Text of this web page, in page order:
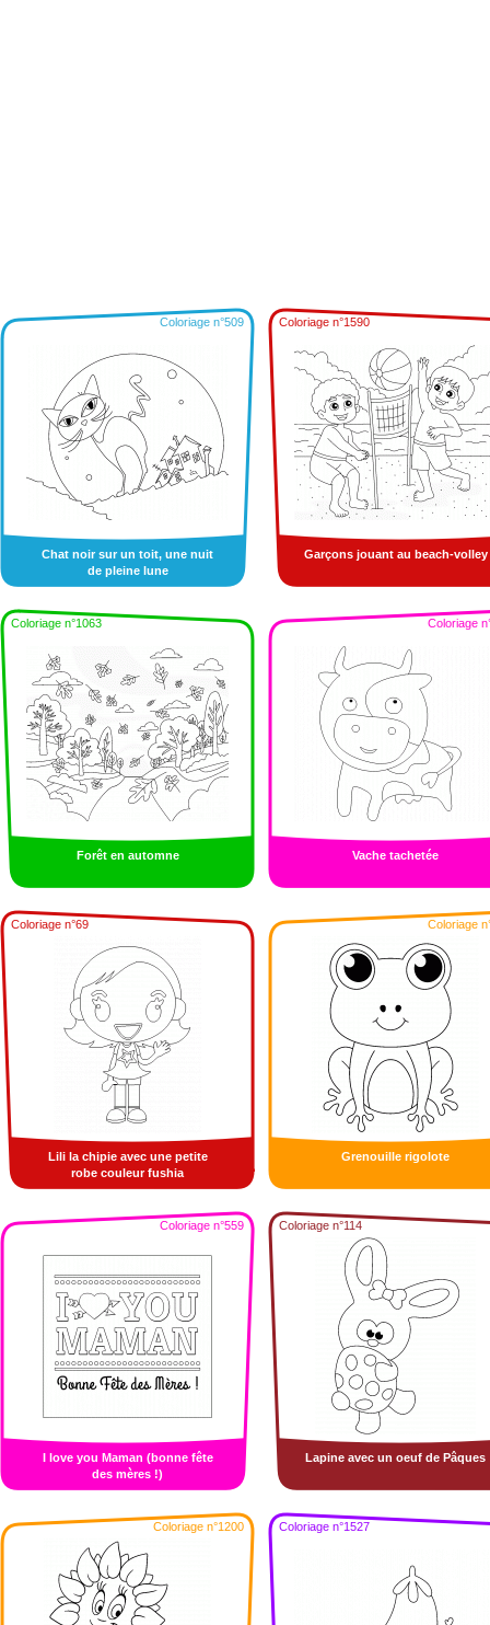
Coloriage n°509
Chat noir sur un toit, une nuit
de pleine lune
Coloriage n°1590
Garçons jouant au beach-volley
Coloriage n°1063
Forêt en automne
Coloriage
Vache tachetée
Coloriage n°69
Lili la chipie avec une petite
robe couleur fushia
Coloriage
Grenouille rigolote
Coloriage n°559
I love you Maman (bonne fête
des mères !)
Coloriage n°114
Lapine avec un oeuf de Pâques
Coloriage n°1200 Coloriage n°1527